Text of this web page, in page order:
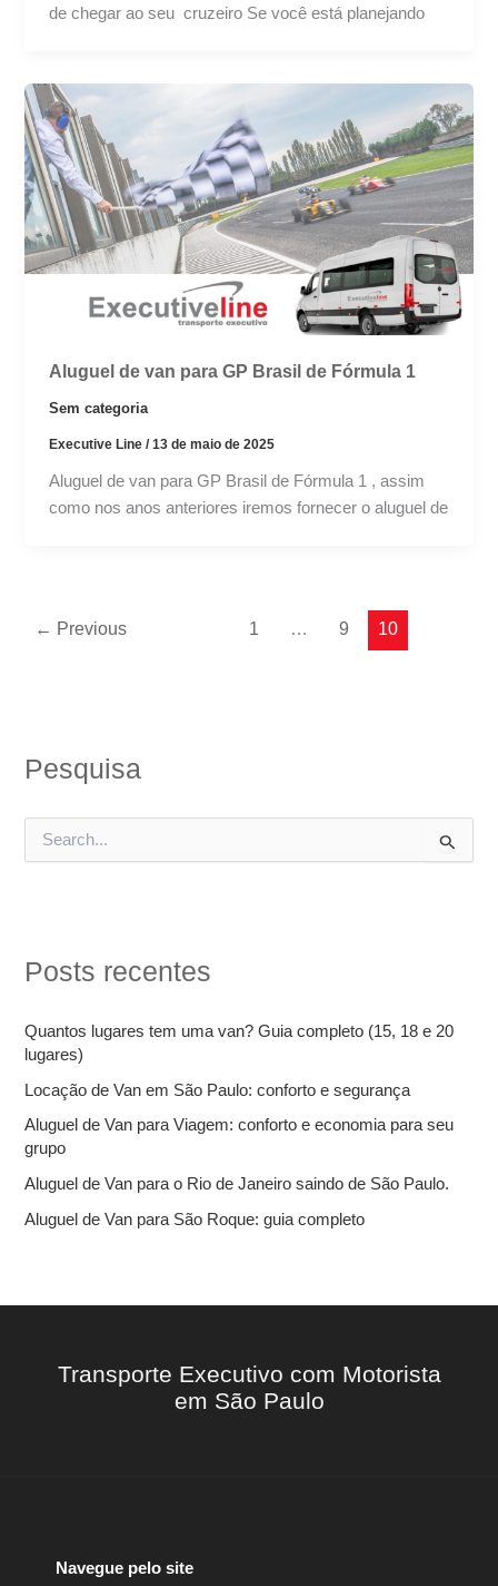
de chegar ao seu cruzeiro Se você está planejando
Aluguel de van para GP Brasil de Fórmula 1
Sem categoria
Executive Line/13 de maio de 2025
Aluguel de van para GP Brasil de Fórmula 1 , assim
como nos anos anteriores iremos fornecer o aluguel de
← Previous 1 … 9 10
Pesquisa
e
s
p
o
r
Posts recentes
Quantos lugares tem uma van? Guia completo (15, 18 e 20
lugares)
Locação de Van em São Paulo: conforto e segurança
Aluguel de Van para Viagem: conforto e economia para seu
grupo
Aluguel de Van para o Rio de Janeiro saindo de São Paulo.
Aluguel de Van para São Roque: guia completo
Transporte Executivo com Motorista
em São Paulo
Navegue pelo site